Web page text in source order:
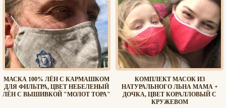
Хлеб
МАСКА 100% ЛЁН С КАРМАШКОМ
ДЛЯ ФИЛЬТРА, ЦВЕТ НЕБЕЛЕНЫЙ
ЛЁН С ВЫШИВКОЙ "МОЛОТ ТОРА"
КОМПЛЕКТ МАСОК ИЗ
НАТУРАЛЬНОГО ЛЬНА МАМА +
ДОЧКА, ЦВЕТ КОРАЛЛОВЫЙ С
КРУЖЕВОМ